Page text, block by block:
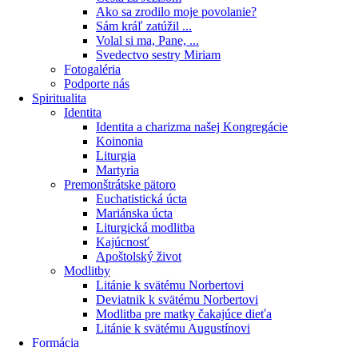
Ako sa zrodilo moje povolanie?
Sám kráľ zatúžil ...
Volal si ma, Pane, ...
Svedectvo sestry Miriam
Fotogaléria
Podporte nás
Spiritualita
Identita
Identita a charizma našej Kongregácie
Koinonia
Liturgia
Martyria
Premonštrátske pätoro
Euchatistická úcta
Mariánska úcta
Liturgická modlitba
Kajúcnosť
Apoštolský život
Modlitby
Litánie k svätému Norbertovi
Deviatnik k svätému Norbertovi
Modlitba pre matky čakajúce dieťa
Litánie k svätému Augustínovi
Formácia